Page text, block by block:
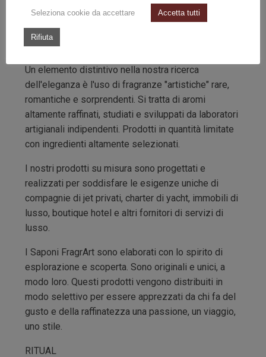
esperienza di un vero e proprio rituale di benessere
L'ESPERIENZA OLFATTIVA
Un elemento distintivo nella nostra ricerca
dell'eleganza è l'uso di fragranze "artistiche" rare,
romantiche e sorprendenti. Si tratta di aromi
altamente raffinati, studiati e sviluppati da laboratori
artigianali indipendenti. Prodotti in quantità limitate
con ingredienti altamente selezionati.
I nostri prodotti su misura sono progettati e
realizzati per soddisfare le esigenze uniche di
compagnie di jet privati, charter di yacht, immobili di
lusso, boutique hotel e altri fornitori di servizi di
lusso.
I Saponi FragrArt sono elaborati con lo spirito di
esplorazione e scoperta. Sono originali e unici, a
modo loro. Questi prodotti vengono distribuiti in
modo selettivo per essere apprezzati da chi fa del
gusto e della raffinatezza una passione, un viaggio,
uno stile.
RITUAL
Seleziona cookie da accettare Accetta tutti
Rifiuta